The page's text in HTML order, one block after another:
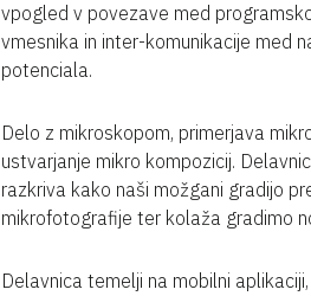
vpogled v povezave med
vmesnika in inter-komunikacije med
potenciala.
Delo z mikroskopom, primerjava
ustvarjanje mikro kompozicij.
razkriva kako naši možgani gradijo
mikrofotografije ter kolaža gradimo
Delavnica temelji na mobilni